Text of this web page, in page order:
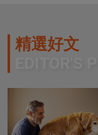
精選好文